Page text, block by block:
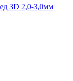
3D 2,0-3,0мм